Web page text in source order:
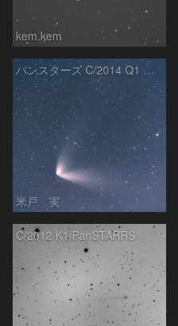
kem.kem
パンスターズ C/2014 Q1 彗星
米戸 実
C/2012 K1/PanSTARRS